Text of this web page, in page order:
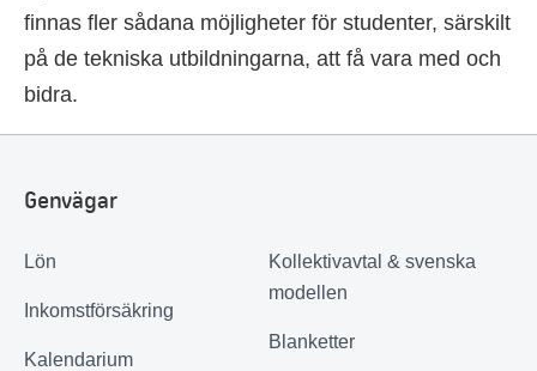
finnas fler sådana möjligheter för studenter, särskilt
på de tekniska utbildningarna, att få vara med och
bidra.
Genvägar
Lön
Inkomstförsäkring
Kalendarium
Kollektivavtal & svenska
modellen
Blanketter